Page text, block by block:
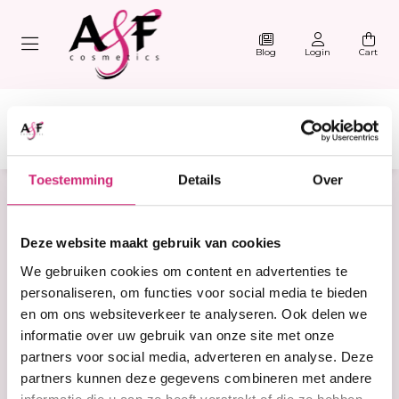
Toestemming Details Over
Deze website maakt gebruik van cookies
We gebruiken cookies om content en advertenties te
personaliseren, om functies voor social media te bieden
en om ons websiteverkeer te analyseren. Ook delen we
informatie over uw gebruik van onze site met onze
partners voor social media, adverteren en analyse. Deze
partners kunnen deze gegevens combineren met andere
Blog Login Cart
Home
Products tagged with
Shower Cap
Filter Sorteer